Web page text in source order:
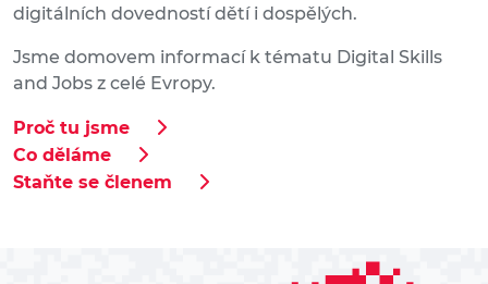
digitálních dovedností dětí i dospělých.
Jsme domovem informací k tématu Digital Skills
and Jobs z celé Evropy.
Proč tu jsme
Co děláme
Staňte se členem